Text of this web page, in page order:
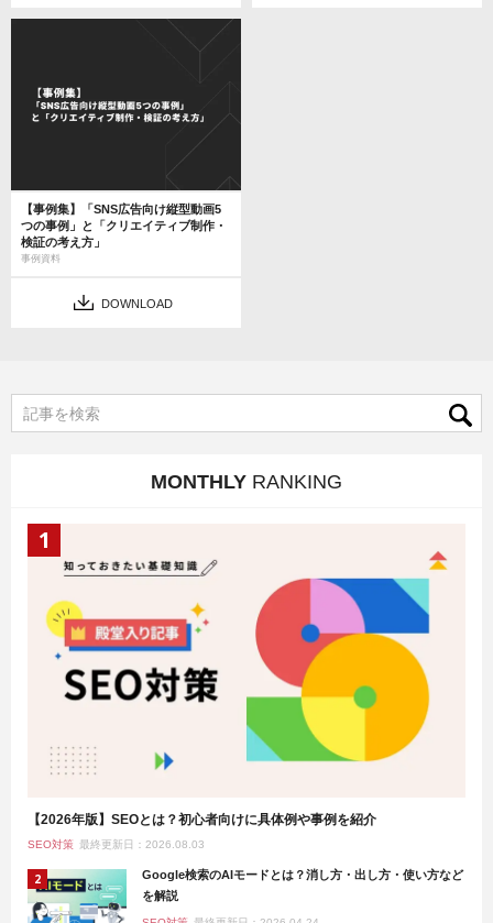
【事例集】「SNS広告向け縦型動画5
つの事例」と「クリエイティブ制作・
検証の考え方」
事例資料
DOWNLOAD
MONTHLY RANKING
【2026年版】SEOとは？初心者向けに具体例や事例を紹介
SEO対策 最終更新日：2026.08.03
Google検索のAIモードとは？消し方・出し方・使い方など
を解説